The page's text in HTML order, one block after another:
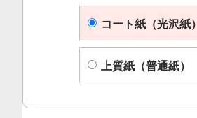
コート紙（光沢紙）
上質紙（普通紙）